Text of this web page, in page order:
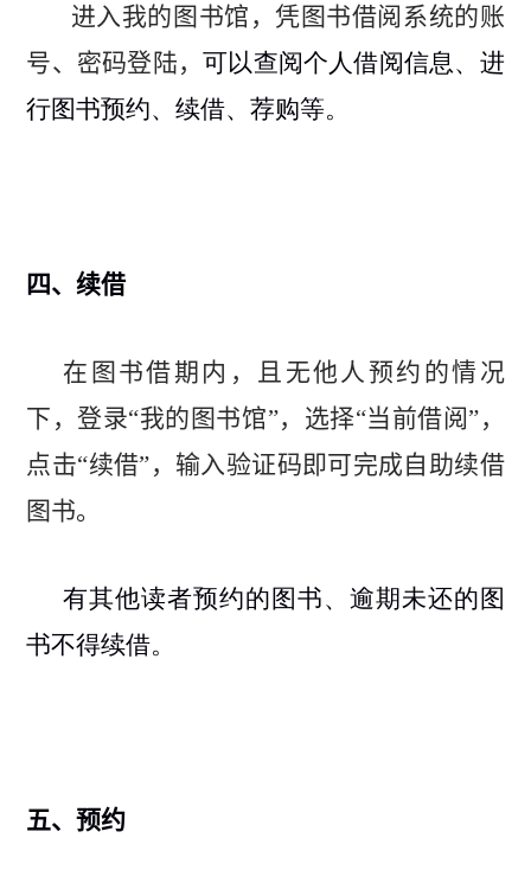
进入我的图书馆 ，凭图书借阅系统的账
号、密码登陆，可以查阅个人借阅信息、进
行图书预约、续借、荐购等。
四、续借
在图书借期内，且无他人预约的情况
下，登录“我的图书馆”，选择“当前借阅”，
点击“续借”，输入验证码即可完成自助续借
图书。
有其他读者预约的图书、逾期未还的图
书不得续借。
五、预约